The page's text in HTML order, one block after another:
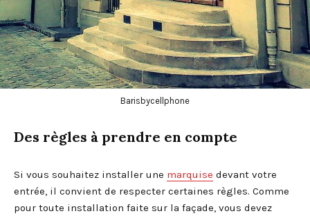
Barisbycellphone
Des règles à prendre en compte
Si vous souhaitez installer une marquise devant votre
entrée, il convient de respecter certaines règles. Comme
pour toute installation faite sur la façade, vous devez